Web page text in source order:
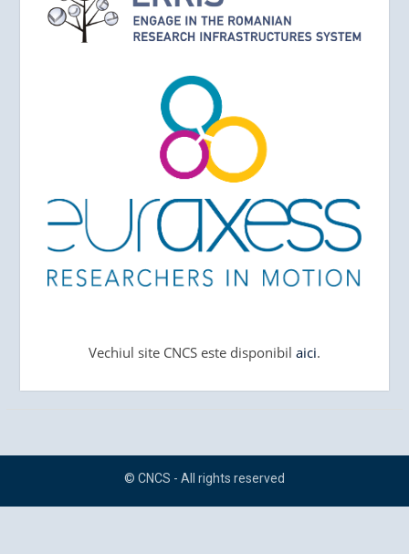
Vechiul site CNCS este disponibil aici.
© CNCS - All rights reserved